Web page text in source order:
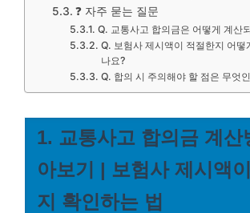
❓ 자주 묻는 질문
Q. 교통사고 합의금은 어떻게 계산
Q. 보험사 제시액이 적절한지 어떻
나요?
Q. 합의 시 주의해야 할 점은 무엇
1. 교통사고 합의금 계산
아보기 | 보험사 제시액
지 확인하는 법